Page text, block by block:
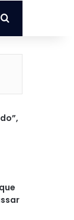
Procurar por